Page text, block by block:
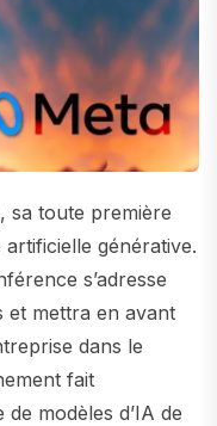
sa toute première
générative.
s’adresse
et mettra en avant
dans le
fait
modèles d’IA de